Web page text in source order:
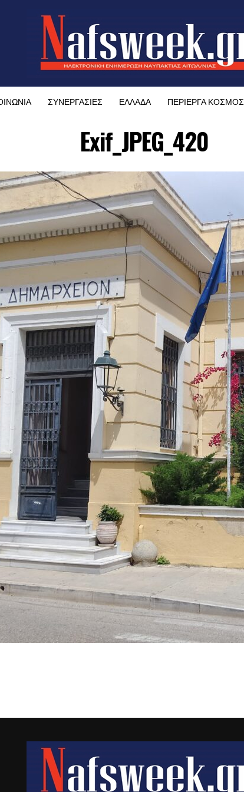
ΣΥΝΕΡΓΑΣΙΕΣ ΕΛΛΑΔΑ ΠΕΡΙΕΡΓΑ ΚΟΣΜΟΣ
Exif_JPEG_420